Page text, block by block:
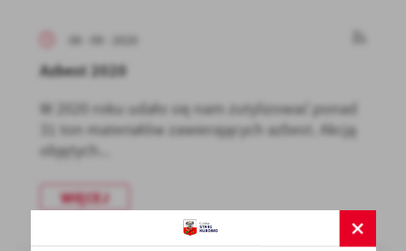
społecznościowych.
08 - 09 - 2020
Azbest 2020
W 2020 roku udało się nam zutylizować ponad
31 ton materiałów zawierających azbest. Akcją
objętych...
WIĘCEJ